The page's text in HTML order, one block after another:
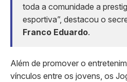
toda a comunidade a
esportiva”, destacou o
Franco Eduardo.
Além de promover o
vínculos entre os jovens, os